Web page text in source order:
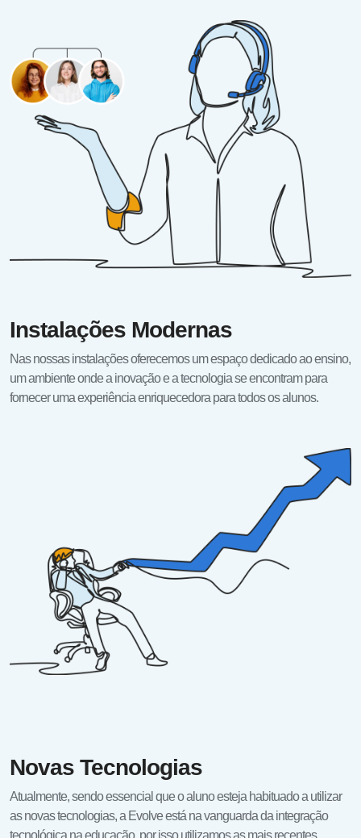
Instalações Modernas
Nas nossas instalações oferecemos um espaço dedicado ao ensino,
um ambiente onde a inovação e a tecnologia se encontram para
fornecer uma experiência enriquecedora para todos os alunos.
Novas Tecnologias
Atualmente, sendo essencial que o aluno esteja habituado a utilizar
as novas tecnologias, a Evolve está na vanguarda da integração
tecnológica na educação, por isso utilizamos as mais recentes